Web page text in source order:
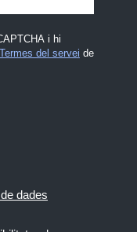
i hi
Termes del servei de
dades